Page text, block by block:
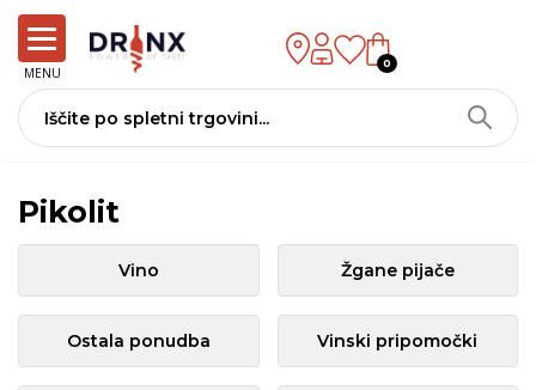
MENU
0
Pikolit
Vino Žgane pijače
Ostala ponudba Vinski pripomočki